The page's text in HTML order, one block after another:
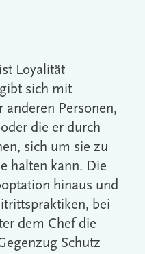
ist Loyalität
sich mit
Personen,
die er durch
sich um sie zu
halten kann. Die
hinaus und
bei
dem Chef die
Schutz